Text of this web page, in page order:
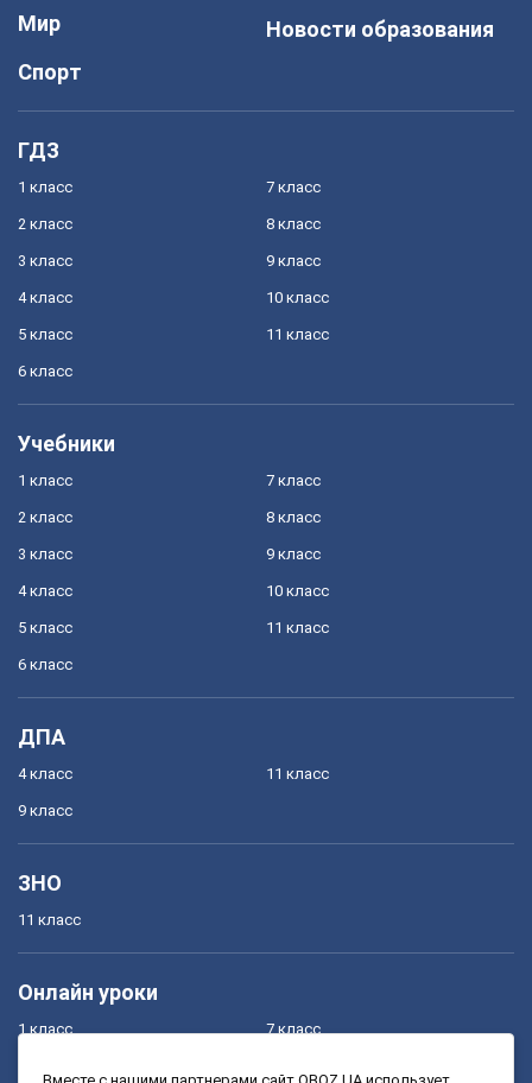
Мир
Спорт
Новости образования
ГДЗ
1 класс
2 класс
3 класс
4 класс
5 класс
6 класс
7 класс
8 класс
9 класс
10 класс
11 класс
Учебники
1 класс
2 класс
3 класс
4 класс
5 класс
6 класс
7 класс
8 класс
9 класс
10 класс
11 класс
ДПА
4 класс
9 класс
11 класс
ЗНО
11 класс
Онлайн уроки
1 класс 7 класс